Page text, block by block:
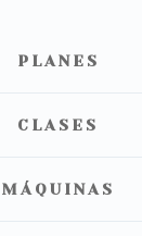
PLANES
CLASES
MÁQUINAS